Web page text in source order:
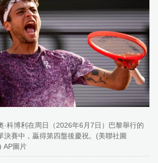
·科博利在周日（2026年6月7日）巴黎舉行的
決賽中，贏得第四盤後慶祝。(美聯社圖
AP圖片